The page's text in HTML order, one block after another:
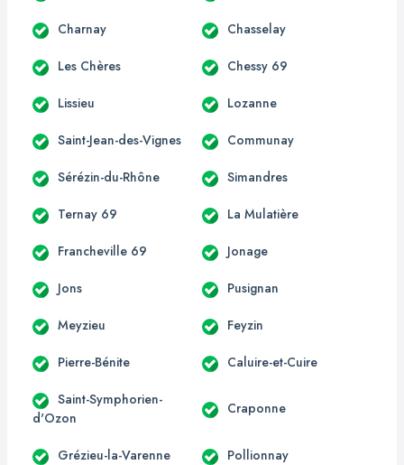
Charnay Chasselay
Les Chères Chessy 69
Lissieu Lozanne
Saint-Jean-des-Vignes Communay
Sérézin-du-Rhône Simandres
Ternay 69 La Mulatière
Francheville 69 Jonage
Jons Pusignan
Meyzieu Feyzin
Pierre-Bénite Caluire-et-Cuire
Saint-Symphorien-
d'Ozon
Craponne
Grézieu-la-Varenne Pollionnay